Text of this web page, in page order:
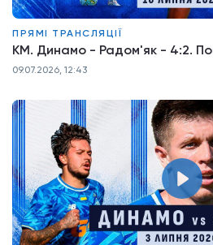
ПРЯМІ ТРАНСЛЯЦІЇ
КМ. Динамо - Радом'як - 4:2.
09.07.2026, 12:43